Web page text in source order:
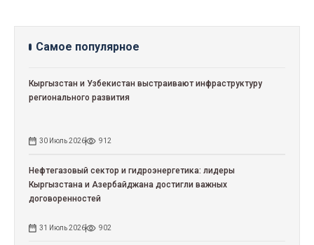
Самое популярное
Кыргызстан и Узбекистан выстраивают инфраструктуру
регионального развития
30 Июль 2026 912
Нефтегазовый сектор и гидроэнергетика: лидеры
Кыргызстана и Азербайджана достигли важных
договоренностей
31 Июль 2026 902